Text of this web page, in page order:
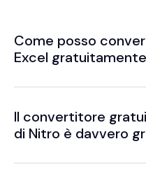
Come posso
Excel
Il convertitore
di Nitro è davvero